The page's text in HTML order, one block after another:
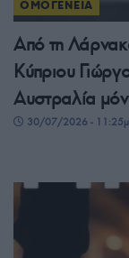
ΟΜΟΓΕΝΕΙΑ
Από τη
Κύπριου
Αυστραλία
30/07/2026 -